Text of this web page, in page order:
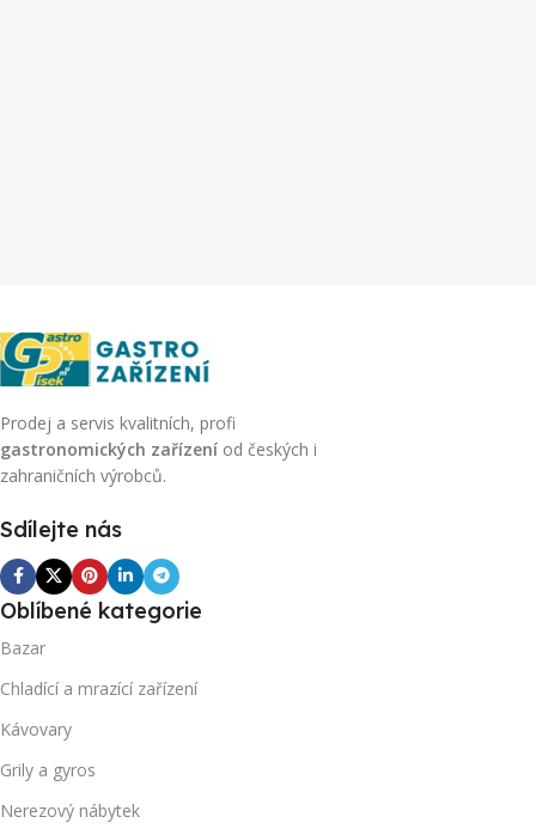
Prodej a servis kvalitních, profi
gastronomických zařízení od českých i
zahraničních výrobců.
Sdílejte nás
Oblíbené kategorie
Bazar
Chladící a mrazící zařízení
Kávovary
Grily a gyros
Nerezový nábytek